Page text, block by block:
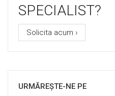
SPECIALIST?
Solicita acum ›
URMĂREȘTE-NE PE